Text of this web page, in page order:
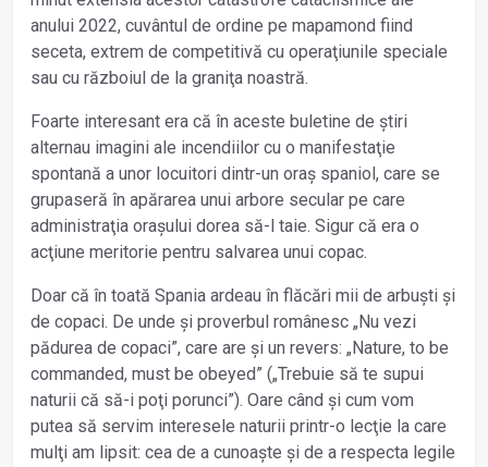
anului 2022, cuvântul de ordine pe mapamond fiind
seceta, extrem de competitivă cu operaţiunile speciale
sau cu războiul de la graniţa noastră.
Foarte interesant era că în aceste buletine de știri
alternau imagini ale incendiilor cu o manifestaţie
spontană a unor locuitori dintr-un oraș spaniol, care se
grupaseră în apărarea unui arbore secular pe care
administraţia orașului dorea să-l taie. Sigur că era o
acţiune meritorie pentru salvarea unui copac.
Doar că în toată Spania ardeau în flăcări mii de arbuști și
de copaci. De unde și proverbul românesc „Nu vezi
pădurea de copaci”, care are și un revers: „Nature, to be
commanded, must be obeyed” („Trebuie să te supui
naturii că să-i poţi porunci”). Oare când și cum vom
putea să servim interesele naturii printr-o lecţie la care
mulţi am lipsit: cea de a cunoaște și de a respecta legile